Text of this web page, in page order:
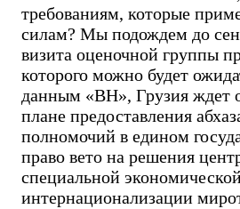
требованиям, которые
силам? Мы подождем до
визита оценочной группы
которого можно будет
данным «ВН», Грузия ждет
плане предоставления
полномочий в едином
право вето на решения
специальной
интернационализации